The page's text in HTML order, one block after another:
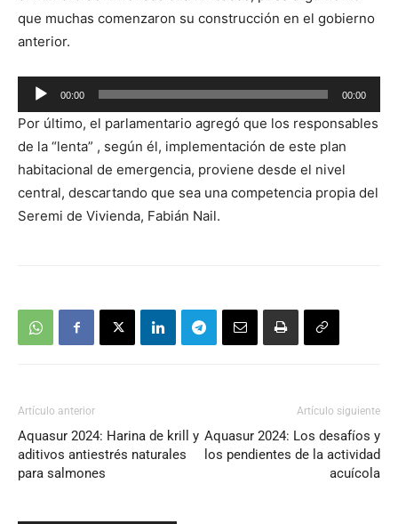
que muchas comenzaron su construcción en el gobierno
anterior.
Reproductor
de
audio
00:00 00:00
Por último, el parlamentario agregó que los responsables
de la “lenta” , según él, implementación de este plan
habitacional de emergencia, proviene desde el nivel
central, descartando que sea una competencia propia del
Seremi de Vivienda, Fabián Nail.
Artículo anterior
Aquasur 2024: Harina de krill y
aditivos antiestrés naturales
para salmones
Artículo siguiente
Aquasur 2024: Los desafíos y
los pendientes de la actividad
acuícola